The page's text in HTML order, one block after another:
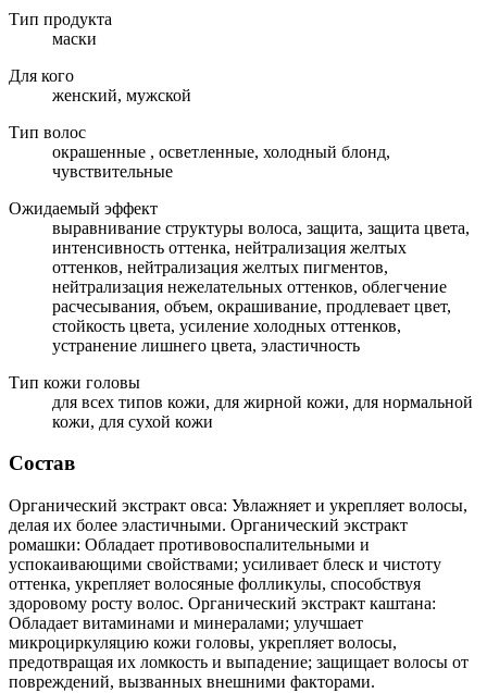
Тип продукта
маски
Для кого
женский, мужской
Тип волос
окрашенные , осветленные, холодный блонд,
чувствительные
Ожидаемый эффект
выравнивание структуры волоса, защита, защита цвета,
интенсивность оттенка, нейтрализация желтых
оттенков, нейтрализация желтых пигментов,
нейтрализация нежелательных оттенков, облегчение
расчесывания, объем, окрашивание, продлевает цвет,
стойкость цвета, усиление холодных оттенков,
устранение лишнего цвета, эластичность
Тип кожи головы
для всех типов кожи, для жирной кожи, для нормальной
кожи, для сухой кожи
Состав
Органический экстракт овса: Увлажняет и укрепляет волосы,
делая их более эластичными. Органический экстракт
ромашки: Обладает противовоспалительными и
успокаивающими свойствами; усиливает блеск и чистоту
оттенка, укрепляет волосяные фолликулы, способствуя
здоровому росту волос. Органический экстракт каштана:
Обладает витаминами и минералами; улучшает
микроциркуляцию кожи головы, укрепляет волосы,
предотвращая их ломкость и выпадение; защищает волосы от
повреждений, вызванных внешними факторами.